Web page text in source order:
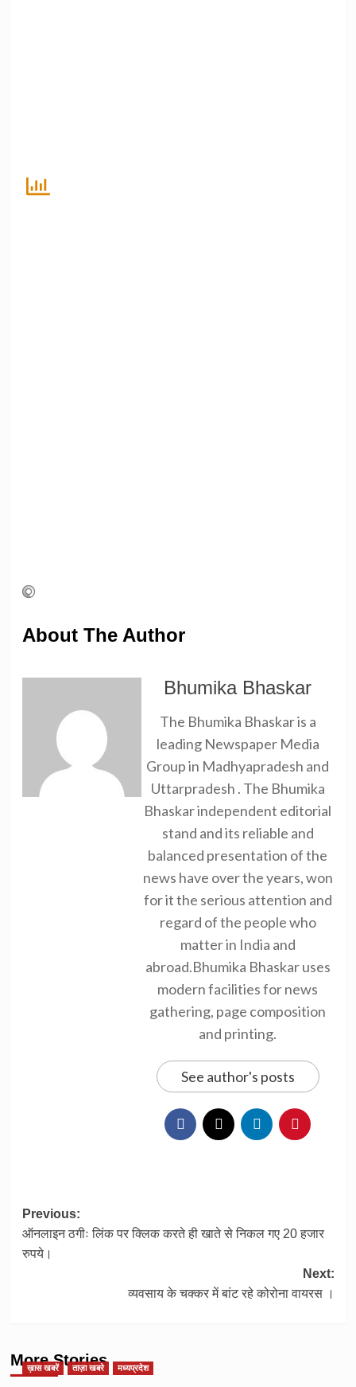
About The Author
Bhumika Bhaskar
The Bhumika Bhaskar is a
leading Newspaper Media
Group in Madhyapradesh and
Uttarpradesh . The Bhumika
Bhaskar independent editorial
stand and its reliable and
balanced presentation of the
news have over the years, won
for it the serious attention and
regard of the people who
matter in India and
abroad.Bhumika Bhaskar uses
modern facilities for news
gathering, page composition
and printing.
See author's posts
Post
navigation
Previous:
ऑनलाइन ठगीः लिंक पर क्लिक करते ही खाते से निकल गए 20 हजार
रुपये।
Next:
व्यवसाय के चक्कर में बांट रहे कोरोना वायरस ।
More Stories
ख़ास खबरें ताज़ा खबरे मध्यप्रदेश